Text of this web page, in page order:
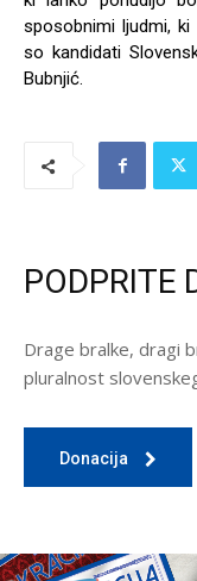
sposobnimi ljudmi,
so kandidati
Bubnjić.
PODPRITE
Drage bralke, dragi
pluralnost
Donacija